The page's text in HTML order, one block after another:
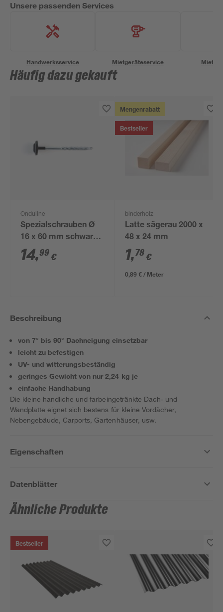
Unsere passenden Services
Handwerksservice Mietgeräteservice
Häufig dazu gekauft
Onduline
Spezialschrauben Ø
16 x 60 mm schwarz
100 Stück
14,99 €
Mengenrabatt
Bestseller
binderholz
Latte sägerau 2000 x
48 x 24 mm
1,78 €
0,89 € / Meter
Beschreibung
von 7° bis 90° Dachneigung einsetzbar
leicht zu befestigen
UV- und witterungsbeständig
geringes Gewicht von nur 2,24 kg je
einfache Handhabung
Die kleine handliche und farbeingetränkte Dach- und
Wandplatte eignet sich bestens für kleine Vordächer,
Nebengebäude, Carports, Gartenhäuser, usw.
Eigenschaften
Datenblätter
Ähnliche Produkte
Bestseller